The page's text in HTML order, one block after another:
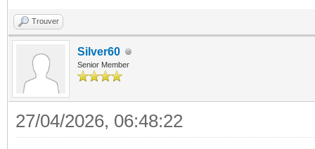
Trouver
Silver60
Senior Member
27/04/2026, 06:48:22